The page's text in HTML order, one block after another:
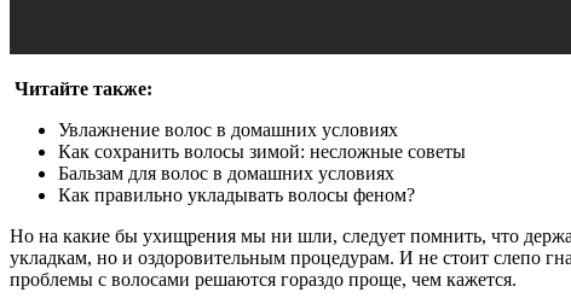
Читайте также:
Увлажнение волос в домашних условиях
Как сохранить волосы зимой: несложные советы
Бальзам для волос в домашних условиях
Как правильно укладывать волосы феном?
Но на какие бы ухищрения мы ни шли, следует помнить, что
укладкам, но и оздоровительным процедурам. И не стоит слепо
проблемы с волосами решаются гораздо проще, чем кажется.